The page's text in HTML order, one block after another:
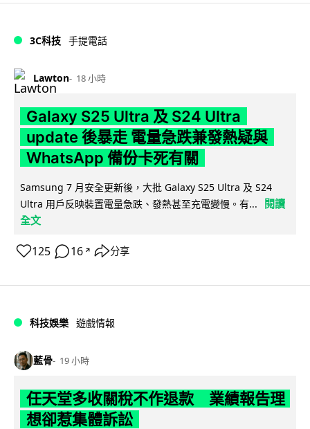
3C科技 手提電話
Lawton 18 小時
Galaxy S25 Ultra 及 S24 Ultra
update 後暴走 電量急跌兼發熱疑與
WhatsApp 備份卡死有關
Samsung 7 月安全更新後，大批 Galaxy S25 Ultra 及 S24
Ultra 用戶反映裝置電量急跌、發熱甚至充電變慢。有...
閱讀
全文
125 16 ↗ 分享
科技娛樂 遊戲情報
藍骨 19 小時
任天堂多收關稅不作退款 業績報告理
想卻惹集體訴訟